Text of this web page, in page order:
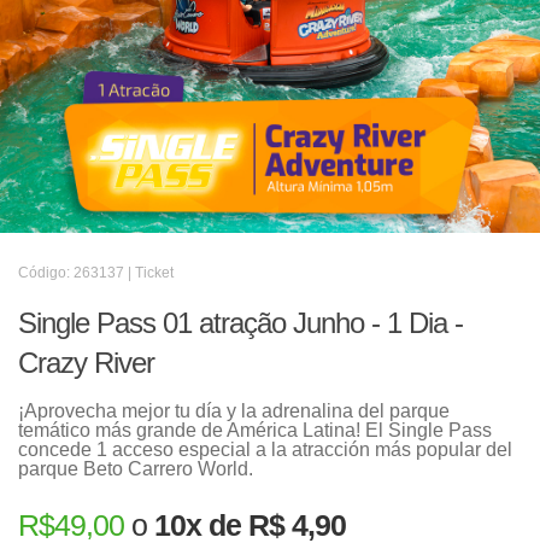
Código: 263137 | Ticket
Single Pass 01 atração Junho - 1 Dia -
Crazy River
¡Aprovecha mejor tu día y la adrenalina del parque
temático más grande de América Latina! El Single Pass
concede 1 acceso especial a la atracción más popular del
parque Beto Carrero World.
R$49,00 o 10x de R$ 4,90